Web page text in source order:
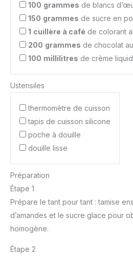
100 grammes de blancs
150 grammes de sucre en
1 cuillère à café de colorant
200 grammes de chocolat
100 millilitres de crème
Ustensiles
thermomètre de cuisson
tapis de cuisson silicone
poche à douille
douille lisse
Préparation
Étape 1
Prépare le tant pour tant : tamise
d’amandes et le sucre glace pour
homogène.
Étape 2